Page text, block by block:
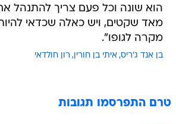
הוא שונה וכל פעם צריך להתנהל
מאד שקטים, ויש כאלה שכדאי
מקרה לגופו".
בן אנד ג'ריס איתי בן חורין רון חולדאי
טרם התפרסמו תגובות